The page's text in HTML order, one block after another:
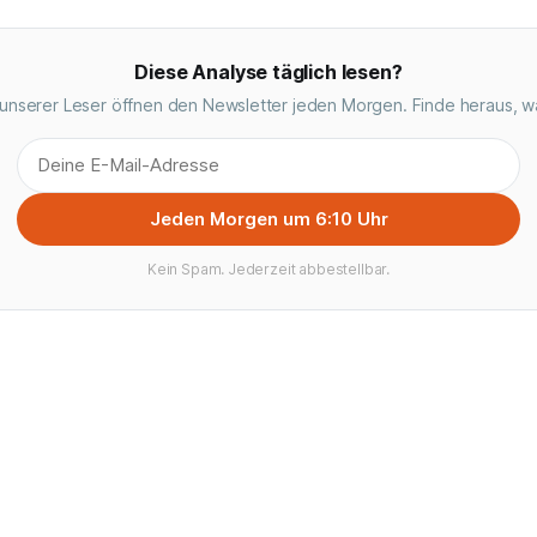
Diese Analyse täglich lesen?
Leser öffnen den Newsletter jeden Morgen. Finde heraus,
Jeden Morgen um 6:10 Uhr
Kein Spam. Jederzeit abbestellbar.